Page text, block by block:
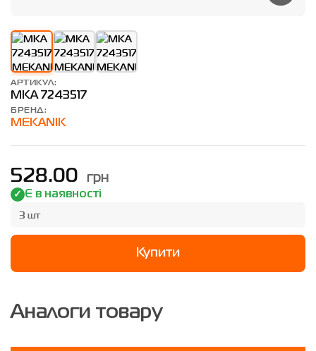
АРТИКУЛ:
MKA 7243517
БРЕНД:
MEKANIK
528.00 грн
Є в наявності
3 шт
Купити
Аналоги товару